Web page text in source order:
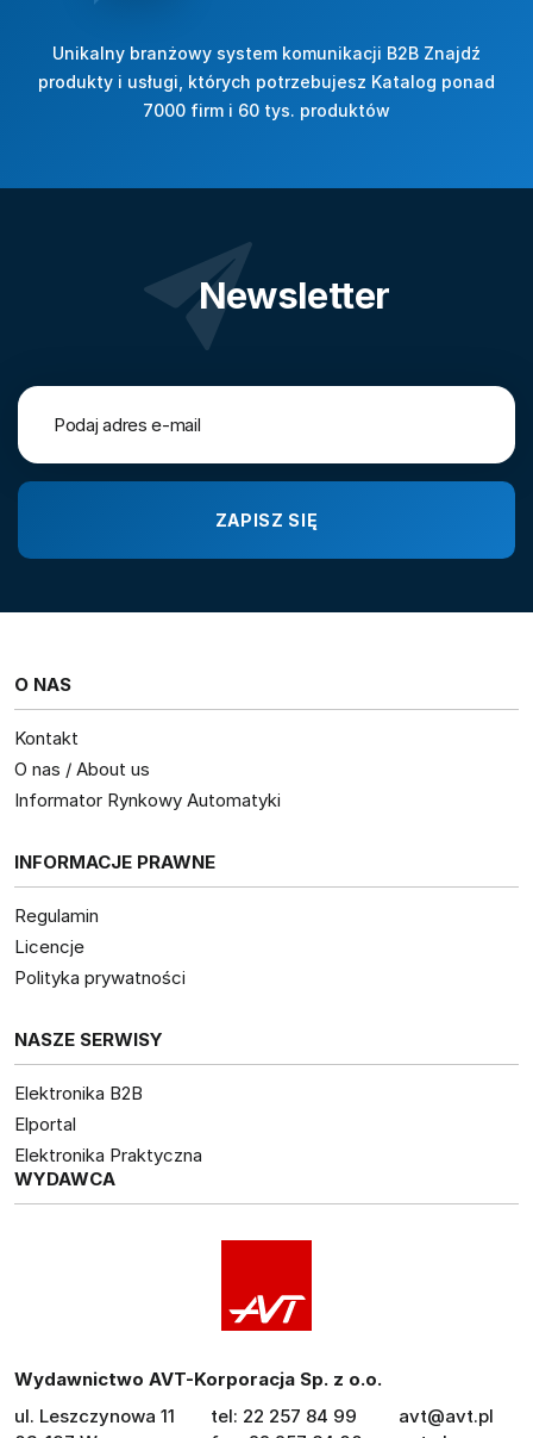
Unikalny branżowy system komunikacji B2B Znajdź
produkty i usługi, których potrzebujesz Katalog ponad
7000 firm i 60 tys. produktów
Newsletter
O NAS
Kontakt
O nas / About us
Informator Rynkowy Automatyki
INFORMACJE PRAWNE
Regulamin
Licencje
Polityka prywatności
NASZE SERWISY
Elektronika B2B
Elportal
Elektronika Praktyczna
WYDAWCA
Wydawnictwo AVT-Korporacja Sp. z o.o.
ul. Leszczynowa 11
tel: 22 257 84 99
avt@avt.pl